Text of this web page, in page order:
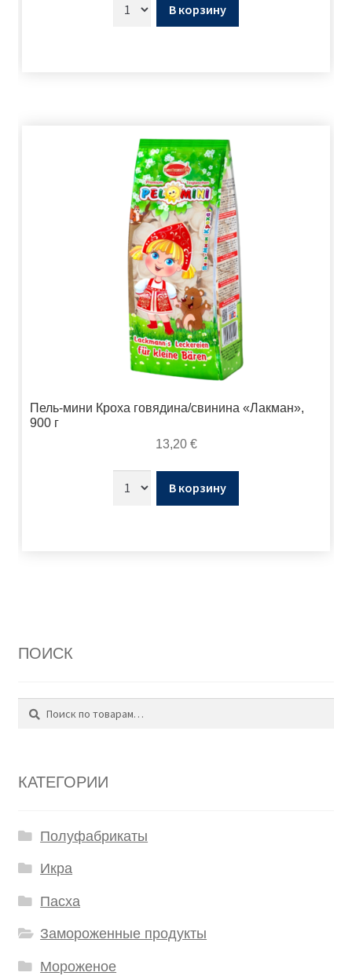
В корзину
Пель-мини Кроха говядина/свинина «Лакман»,
900 г
13,20 €
В корзину
ПОИСК
Поиск
КАТЕГОРИИ
Полуфабрикаты
Икра
Пасха
Замороженные продукты
Мороженое